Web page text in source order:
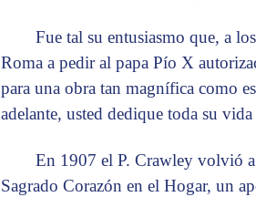
Fue tal su entusiasmo que, a
Roma a pedir al papa Pío X
para una obra tan magnífica como
adelante, usted dedique toda su vida
En 1907 el P. Crawley volvió
Sagrado Corazón en el Hogar, un